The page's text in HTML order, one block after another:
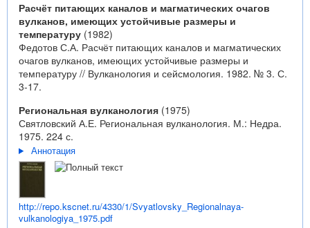
Расчёт питающих каналов и магматических очагов
вулканов, имеющих устойчивые размеры и
температуру (1982)
Федотов С.А. Расчёт питающих каналов и магматических
очагов вулканов, имеющих устойчивые размеры и
температуру // Вулканология и сейсмология. 1982. № 3. С.
3-17.
Региональная вулканология (1975)
Святловский А.Е. Региональная вулканология. М.: Недра.
1975. 224 с.
Аннотация
http://repo.kscnet.ru/4330/1/Svyatlovsky_Regionalnaya-
vulkanologiya_1975.pdf